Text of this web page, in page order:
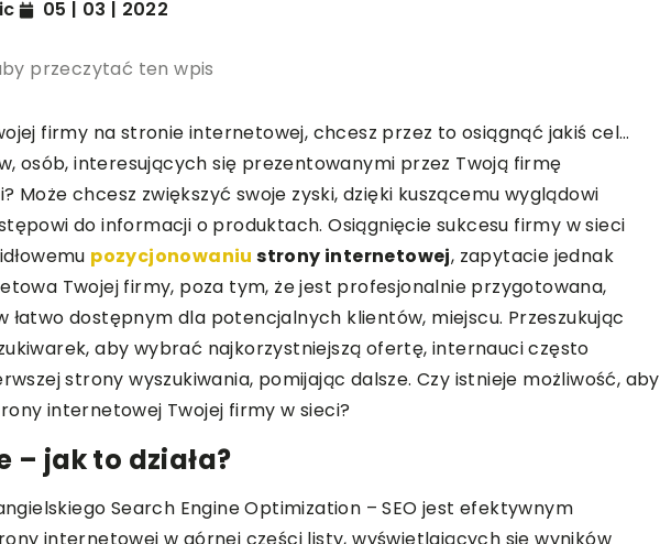
05 | 03 | 2022
przeczytać ten wpis
firmy na stronie internetowej, chcesz przez to osiągnąć jakiś cel…
osób, interesujących się prezentowanymi przez Twoją firmę
Może chcesz zwiększyć swoje zyski, dzięki kuszącemu wyglądowi
do informacji o produktach. Osiągnięcie sukcesu firmy w sieci
pozycjonowaniu strony internetowej, zapytacie jednak
Twojej firmy, poza tym, że jest profesjonalnie przygotowana,
łatwo dostępnym dla potencjalnych klientów, miejscu. Przeszukując
aby wybrać najkorzystniejszą ofertę, internauci często
strony wyszukiwania, pomijając dalsze. Czy istnieje możliwość, aby
internetowej Twojej firmy w sieci?
– jak to działa?
Search Engine Optimization – SEO jest efektywnym